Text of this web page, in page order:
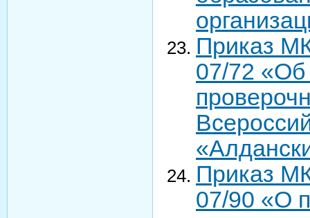
Приказ
07/72 «Об
Приказ
07/90 «О